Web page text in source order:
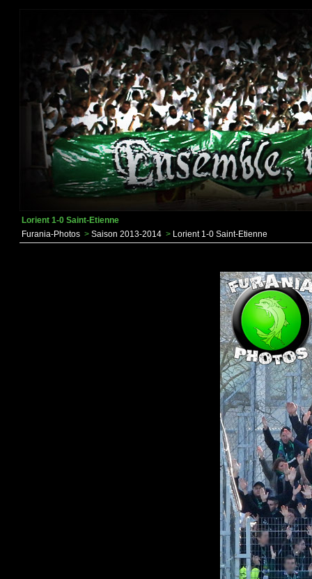
Lorient 1-0 Saint-Etienne
Furania-Photos > Saison 2013-2014 > Lorient 1-0 Saint-Etienne